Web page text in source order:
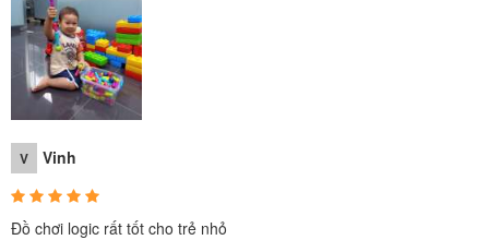
V Vinh
Đồ chơi logic rất tốt cho trẻ nhỏ